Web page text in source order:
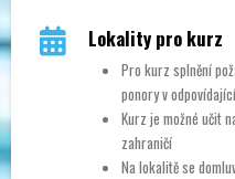
Lokality pro kurz
Pro kurz splnění
ponory v
Kurz je možné učit
zahraničí
Na lokalitě se